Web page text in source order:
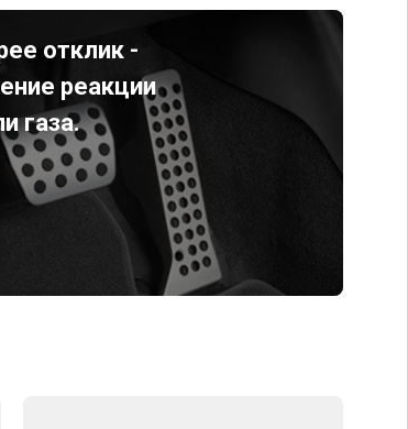
отклик -
реакции
газа.